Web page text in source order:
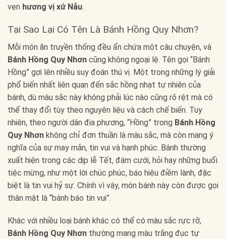
vẹn hương vị xứ Nẫu.
Tại Sao Lại Có Tên Là Bánh Hồng Quy Nhơn?
Mỗi món ăn truyền thống đều ẩn chứa một câu chuyện, và
Bánh Hồng Quy Nhơn cũng không ngoại lệ. Tên gọi “Bánh
Hồng” gợi lên nhiều suy đoán thú vị. Một trong những lý giải
phổ biến nhất liên quan đến sắc hồng nhạt tự nhiên của
bánh, dù màu sắc này không phải lúc nào cũng rõ rệt mà có
thể thay đổi tùy theo nguyên liệu và cách chế biến. Tuy
nhiên, theo người dân địa phương, “Hồng” trong Bánh Hồng
Quy Nhơn không chỉ đơn thuần là màu sắc, mà còn mang ý
nghĩa của sự may mắn, tin vui và hạnh phúc. Bánh thường
xuất hiện trong các dịp lễ Tết, đám cưới, hỏi hay những buổi
tiệc mừng, như một lời chúc phúc, báo hiệu điềm lành, đặc
biệt là tin vui hỷ sự. Chính vì vậy, món bánh này còn được gọi
thân mật là “bánh báo tin vui”.
Khác với nhiều loại bánh khác có thể có màu sắc rực rỡ,
Bánh Hồng Quy Nhơn thường mang màu trắng đục tự